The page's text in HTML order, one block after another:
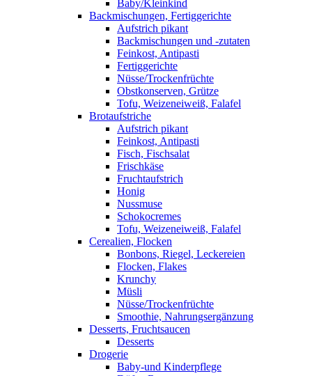
Baby/Kleinkind
Backmischungen, Fertiggerichte
Aufstrich pikant
Backmischungen und -zutaten
Feinkost, Antipasti
Fertiggerichte
Nüsse/Trockenfrüchte
Obstkonserven, Grütze
Tofu, Weizeneiweiß, Falafel
Brotaufstriche
Aufstrich pikant
Feinkost, Antipasti
Fisch, Fischsalat
Frischkäse
Fruchtaufstrich
Honig
Nussmuse
Schokocremes
Tofu, Weizeneiweiß, Falafel
Cerealien, Flocken
Bonbons, Riegel, Leckereien
Flocken, Flakes
Krunchy
Müsli
Nüsse/Trockenfrüchte
Smoothie, Nahrungsergänzung
Desserts, Fruchtsaucen
Desserts
Drogerie
Baby-und Kinderpflege